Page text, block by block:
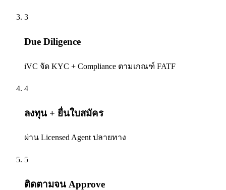
3
Due Diligence
iVC จัด KYC + Compliance ตามเกณฑ์ FATF
4
ลงทุน + ยื่นใบสมัคร
ผ่าน Licensed Agent ปลายทาง
5
ติดตามจน Approve